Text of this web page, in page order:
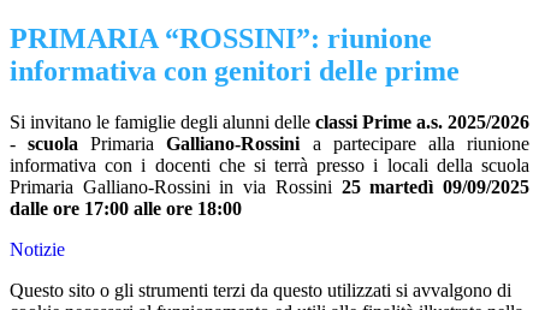
PRIMARIA “ROSSINI”: riunione
informativa con genitori delle prime
Si invitano le famiglie degli alunni delle classi Prime a.s. 2025/2026
- scuolaPrimariaGalliano-Rossini a partecipare alla riunione
informativa con i docenti che si terrà presso i locali della scuola
Primaria Galliano-Rossini in via Rossini 25 martedì 09/09/2025
dalle ore 17:00 alle ore 18:00
Notizie
Questo sito o gli strumenti terzi da questo utilizzati si avvalgono di